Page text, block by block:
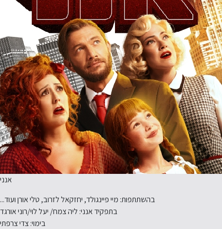
אנני
בהשתתפות: מיי פיינגולד, יחזקאל לזרוב, טלי אורן ועוד...
בתפקיד אנני: ליה צמח/ יעל לוי/רוני אורגד
בימוי: צדי צרפתי